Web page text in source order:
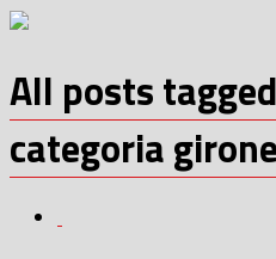
All posts
categoria